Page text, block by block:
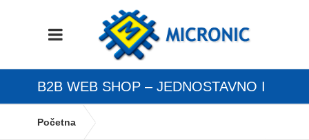
B2B WEB SHOP – JEDNOSTAVNO I
BRZO NARUČIVANJE ZA VAŠE
Početna